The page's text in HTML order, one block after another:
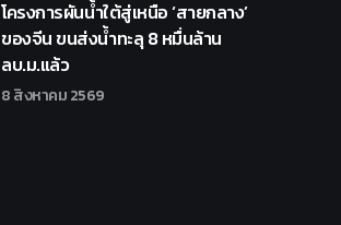
โครงการผันน้ำใต้สู่เหนือ ‘สายกลาง’
ของจีน ขนส่งน้ำทะลุ 8 หมื่นล้าน
ลบ.ม.แล้ว
8 สิงหาคม 2569